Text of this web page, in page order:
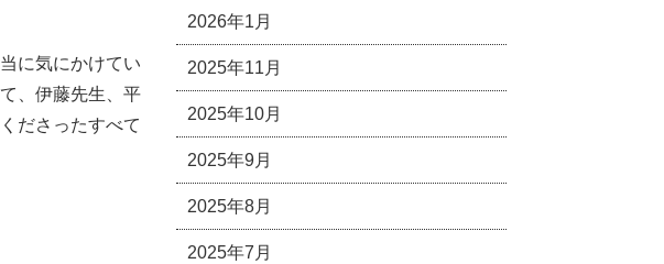
に気にかけてい
、伊藤先生、平
ださったすべて
2026年1月
2025年11月
2025年10月
2025年9月
2025年8月
2025年7月